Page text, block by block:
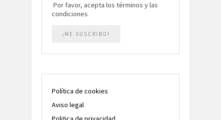
Por favor, acepta los términos y las
condiciones
Política de cookies
Aviso legal